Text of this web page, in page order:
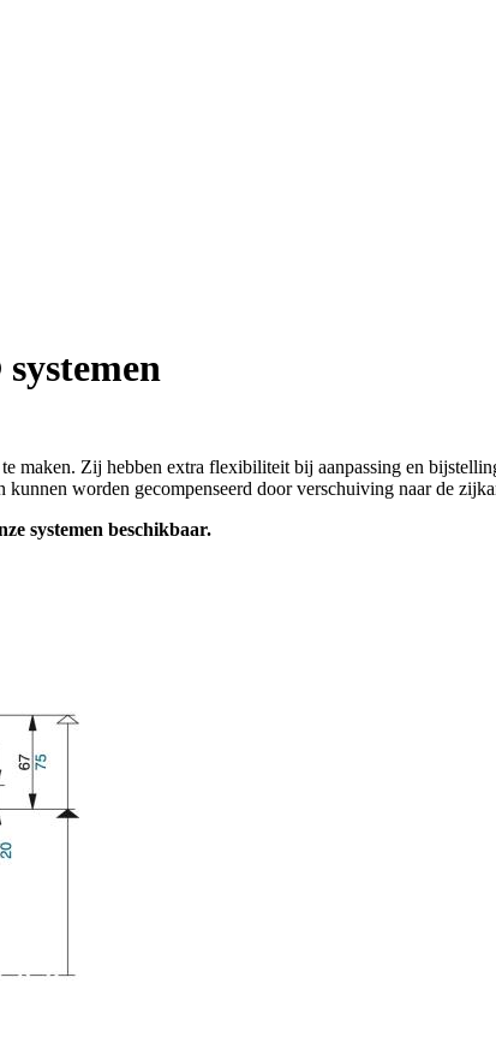
maken. Zij hebben extra flexibiliteit bij aanpassing en
worden gecompenseerd door verschuiving naar de
systemen beschikbaar.